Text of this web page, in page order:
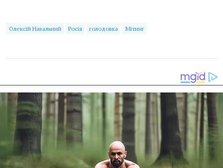
Олексій Навальний Росія голодовка Мітинг